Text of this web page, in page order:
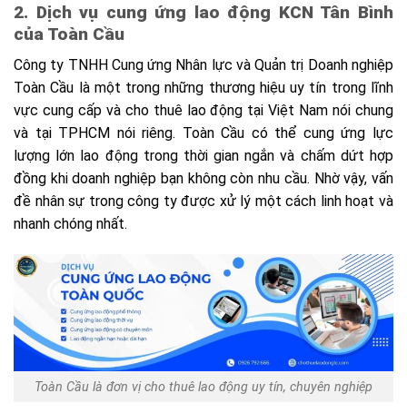
2. Dịch vụ cung ứng lao động KCN Tân Bình
của Toàn Cầu
Công ty TNHH Cung ứng Nhân lực và Quản trị Doanh nghiệp
Toàn Cầu là một trong những thương hiệu uy tín trong lĩnh
vực cung cấp và cho thuê lao động tại Việt Nam nói chung
và tại TPHCM nói riêng. Toàn Cầu có thể cung ứng lực
lượng lớn lao động trong thời gian ngắn và chấm dứt hợp
đồng khi doanh nghiệp bạn không còn nhu cầu. Nhờ vậy, vấn
đề nhân sự trong công ty được xử lý một cách linh hoạt và
nhanh chóng nhất.
Toàn Cầu là đơn vị cho thuê lao động uy tín, chuyên nghiệp